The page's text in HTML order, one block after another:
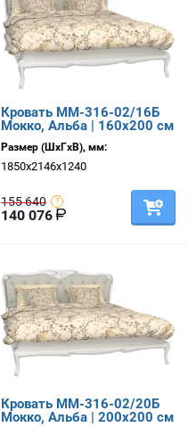
Кровать ММ-316-02/16Б
Мокко, Альба | 160х200 см
Размер (ШхГхВ), мм:
1850х2146х1240
155 640
140 076
Кровать ММ-316-02/20Б
Мокко, Альба | 200х200 см